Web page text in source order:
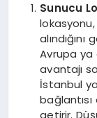
Sunucu
Avrupa ya
avantajı
İstanbul
getirir.